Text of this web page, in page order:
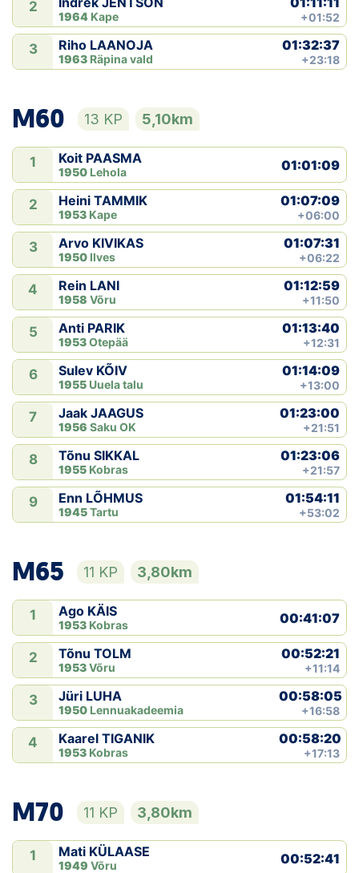
2
1964 Kape +01:52
3 Riho LAANOJA
1963 Räpina vald
01:32:37
+23:18
M60 13 KP 5,10km
1 Koit PAASMA
1950 Lehola 01:01:09
2 Heini TAMMIK
1953 Kape
01:07:09
+06:00
3 Arvo KIVIKAS
1950 Ilves
01:07:31
+06:22
4 Rein LANI
1958 Võru
01:12:59
+11:50
5 Anti PARIK
1953Otepää
01:13:40
+12:31
6 Sulev KÕIV
1955 Uuela talu
01:14:09
+13:00
7 Jaak JAAGUS
1956 Saku OK
01:23:00
+21:51
8 Tõnu SIKKAL
1955 Kobras
01:23:06
+21:57
9 Enn LÕHMUS
1945Tartu
01:54:11
+53:02
M65 11 KP 3,80km
1 Ago KÄIS
1953 Kobras 00:41:07
2 Tõnu TOLM
1953Võru
00:52:21
+11:14
3 Jüri LUHA
1950 Lennuakadeemia
00:58:05
+16:58
4 Kaarel TIGANIK
1953 Kobras
00:58:20
+17:13
M70 11 KP 3,80km
1 Mati KÜLAASE
1949 Võru 00:52:41